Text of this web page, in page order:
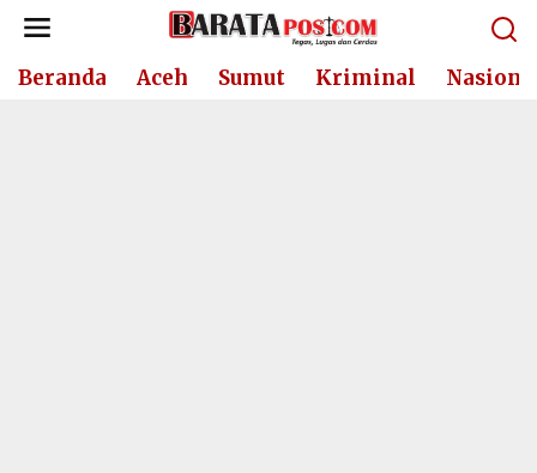
Lewati
konten
Beranda Aceh Sumut Kriminal